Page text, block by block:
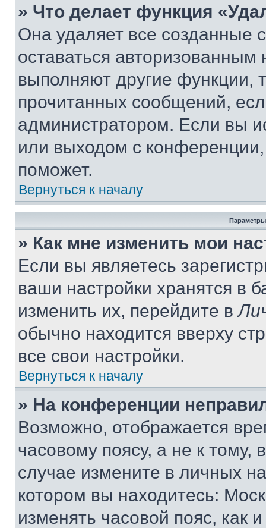
» Что делает функция
Она удаляет все созданные
оставаться
выполняют другие функции,
прочитанных сообщений,
администратором. Если вы
или выходом с
поможет.
Вернуться к началу
Параметры
» Как мне изменить мои
Если вы являетесь
ваши настройки хранятся в
изменить их, перейдите в
обычно находится вверху
все свои настройки.
Вернуться к началу
» На конференции
Возможно, отображается
часовому поясу, а не к тому,
случае измените в личных
котором вы находитесь:
изменять часовой пояс, как